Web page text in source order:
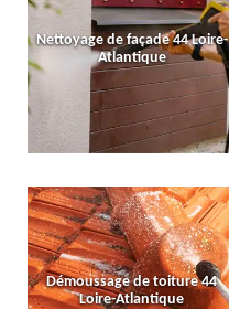
Nettoyage de façade 44 Loire-
Atlantique
Démoussage de toiture 44
Loire-Atlantique